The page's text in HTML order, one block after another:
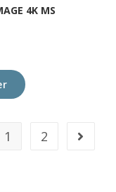
4K MS
1 2